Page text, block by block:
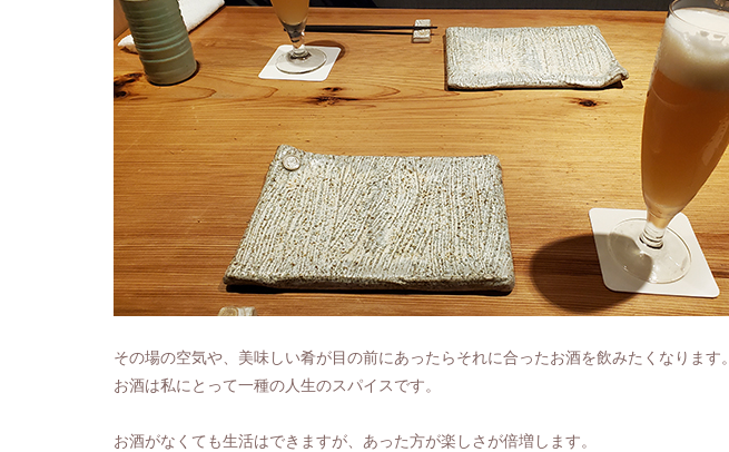
その場の空気や、美味しい肴が目の前にあったらそれに合ったお酒を飲みたくなります。
お酒は私にとって一種の人生のスパイスです。
お酒がなくても生活はできますが、あった方が楽しさが倍増します。